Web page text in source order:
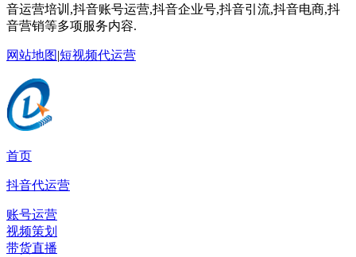
音运营培训,抖音账号运营,抖音企业号,抖音引流,抖音电商,抖
音营销等多项服务内容.
网站地图|短视频代运营
首页
抖音代运营
账号运营
视频策划
带货直播